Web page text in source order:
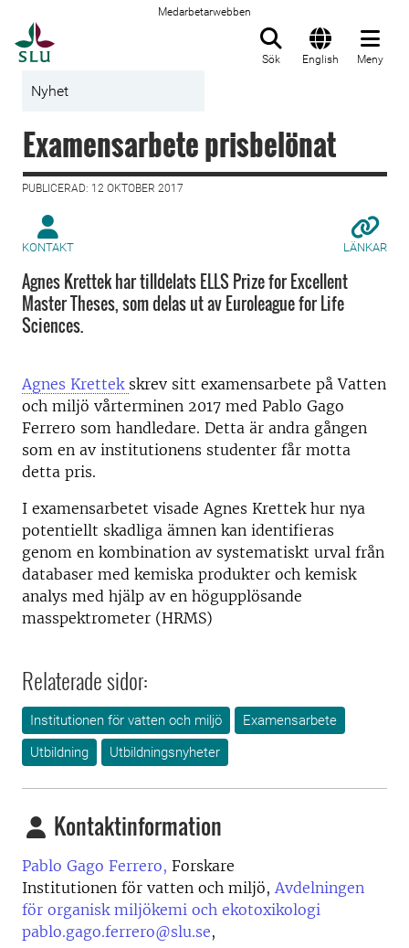
Medarbetarwebben
Sök English Meny
Nyhet
Examensarbete prisbelönat
PUBLICERAD: 12 OKTOBER 2017
KONTAKT LÄNKAR
Agnes Krettek har tilldelats ELLS Prize for Excellent
Master Theses, som delas ut av Euroleague for Life
Sciences.
Agnes Krettek skrev sitt examensarbete på Vatten
och miljö vårterminen 2017 med Pablo Gago
Ferrero som handledare. Detta är andra gången
som en av institutionens studenter får motta
detta pris.
I examensarbetet visade Agnes Krettek hur nya
potentiellt skadliga ämnen kan identifieras
genom en kombination av systematiskt urval från
databaser med kemiska produkter och kemisk
analys med hjälp av en högupplösande
masspektrometer (HRMS)
Relaterade sidor:
Institutionen för vatten och miljö
Examensarbete
Utbildning
Utbildningsnyheter
Kontaktinformation
Pablo Gago Ferrero, Forskare
Institutionen för vatten och miljö, Avdelningen
för organisk miljökemi och ekotoxikologi
pablo.gago.ferrero@slu.se,